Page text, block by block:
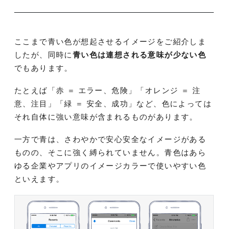
ここまで青い色が想起させるイメージをご紹介しま
したが、同時に青い色は連想される意味が少ない色
でもあります。
たとえば「赤 ＝ エラー、危険」「オレンジ ＝ 注
意、注目」「緑 ＝ 安全、成功」など、色によっては
それ自体に強い意味が含まれるものがあります。
一方で青は、さわやかで安心安全なイメージがある
ものの、そこに強く縛られていません。青色はあら
ゆる企業やアプリのイメージカラーで使いやすい色
といえます。